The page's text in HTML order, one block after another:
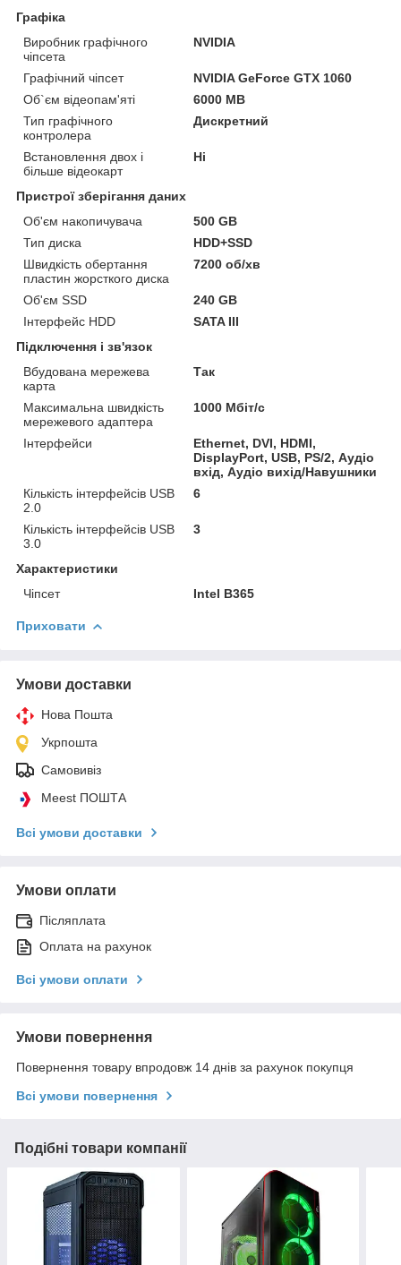
Графіка
Виробник графічного
чіпсета
NVIDIA
Графічний чіпсет
NVIDIA GeForce GTX 1060
Об`єм відеопам'яті
6000 MB
Тип графічного
контролера
Дискретний
Встановлення двох і
більше відеокарт
Ні
Пристрої зберігання даних
Об'єм накопичувача
500 GB
Тип диска
HDD+SSD
Швидкість обертання
пластин жорсткого диска
7200 об/хв
Об'єм SSD
240 GB
Інтерфейс HDD
SATA III
Підключення і зв'язок
Вбудована мережева
карта
Так
Максимальна швидкість
мережевого адаптера
1000 Мбіт/с
Інтерфейси
Ethernet, DVI, HDMI,
DisplayPort, USB, PS/2, Аудіо
вхід, Аудіо вихід/Навушники
Кількість інтерфейсів USB
2.0
6
Кількість інтерфейсів USB
3.0
3
Характеристики
Чіпсет
Intel B365
Приховати
Умови доставки
Нова Пошта
Укрпошта
Самовивіз
Meest ПОШТА
Всі умови доставки
Умови оплати
Післяплата
Оплата на рахунок
Всі умови оплати
Умови повернення
Повернення товару впродовж 14 днів за рахунок покупця
Всі умови повернення
Подібні товари компанії